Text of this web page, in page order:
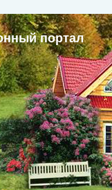
портал